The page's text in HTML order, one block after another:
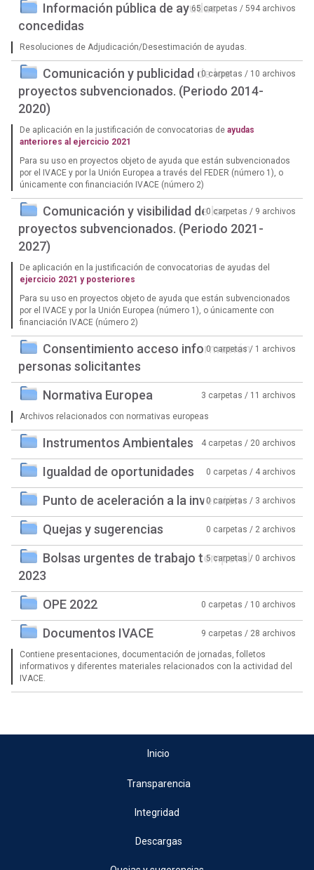
Información pública de ayudas
concedidas
65 carpetas / 594 archivos
Resoluciones de Adjudicación/Desestimación de ayudas.
Comunicación y publicidad de los
proyectos subvencionados. (Periodo 2014-
2020)
0 carpetas / 10 archivos
De aplicación en la justificación de convocatorias de ayudas
anteriores al ejercicio 2021
Para su uso en proyectos objeto de ayuda que están subvencionados
por el IVACE y por la Unión Europea a través del FEDER (número 1), o
únicamente con financiación IVACE (número 2)
Comunicación y visibilidad de los
proyectos subvencionados. (Periodo 2021-
2027)
0 carpetas / 9 archivos
De aplicación en la justificación de convocatorias de ayudas del
ejercicio 2021 y posteriores
Para su uso en proyectos objeto de ayuda que están subvencionados
por el IVACE y por la Unión Europea (número 1), o únicamente con
financiación IVACE (número 2)
Consentimiento acceso información
personas solicitantes
0 carpetas / 1 archivos
Normativa Europea 3 carpetas / 11 archivos
Archivos relacionados con normativas europeas
Instrumentos Ambientales 4 carpetas / 20 archivos
Igualdad de oportunidades 0 carpetas / 4 archivos
Punto de aceleración a la inversión0 carpetas / 3 archivos
Quejas y sugerencias 0 carpetas / 2 archivos
Bolsas urgentes de trabajo temporal
2023
5 carpetas / 0 archivos
OPE 2022 0 carpetas / 10 archivos
Documentos IVACE 9 carpetas / 28 archivos
Contiene presentaciones, documentación de jornadas, folletos
informativos y diferentes materiales relacionados con la actividad del
IVACE.
Inicio
Transparencia
Integridad
Descargas